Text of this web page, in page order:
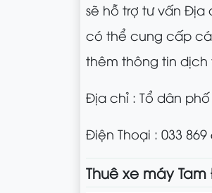
sẽ hỗ trợ tư vấn Địa
có thể cung cấp
thêm thông tin
Địa chỉ : Tổ dân
Điện Thoại : 033 869
Thuê xe máy